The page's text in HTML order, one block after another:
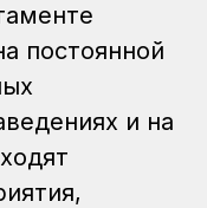
постоянной
и на